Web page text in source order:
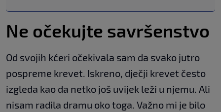
Ne očekujte savršenstvo
Od svojih kćeri očekivala sam da svako jutro
pospreme krevet. Iskreno, dječji krevet često
izgleda kao da netko još uvijek leži u njemu. Ali
nisam radila dramu oko toga. Važno mi je bilo